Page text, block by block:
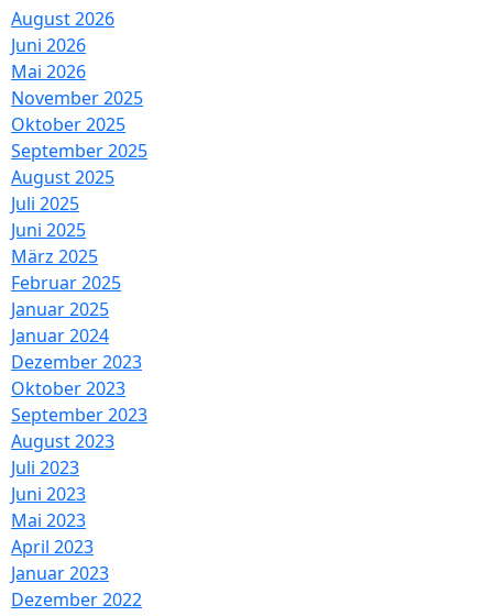
August 2026
Juni 2026
Mai 2026
November 2025
Oktober 2025
September 2025
August 2025
Juli 2025
Juni 2025
März 2025
Februar 2025
Januar 2025
Januar 2024
Dezember 2023
Oktober 2023
September 2023
August 2023
Juli 2023
Juni 2023
Mai 2023
April 2023
Januar 2023
Dezember 2022